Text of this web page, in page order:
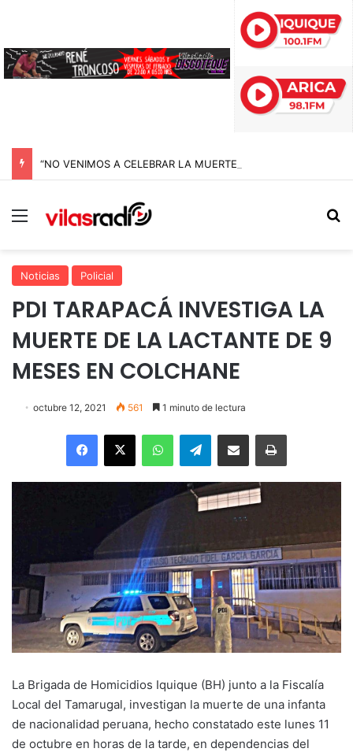
Menú
Noticias Policial
PDI TARAPACÁ INVESTIGA LA
MUERTE DE LA LACTANTE DE 9
MESES EN COLCHANE
octubre 12, 2021 561 1 minuto de lectura
Facebook
X WhatsAppTelegramEnviar vía email Imprimir
La Brigada de Homicidios Iquique (BH) junto a la Fiscalía
Local del Tamarugal, investigan la muerte de una infanta
de nacionalidad peruana, hecho constatado este lunes 11
de octubre en horas de la tarde, en dependencias del